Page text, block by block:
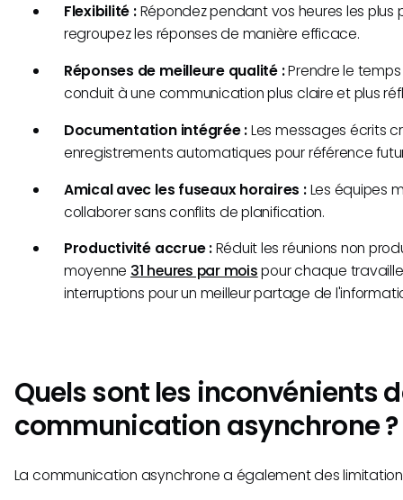
Flexibilité :Répondez pendant vos heures les plus
regroupez les réponses de manière efficace.
Réponses de meilleure qualité :Prendre le
conduit à une communication plus claire et plus
Documentation intégrée :Les messages écrits
enregistrements automatiques pour référence
Amical avec les fuseaux horaires :Les équipes
collaborer sans conflits de planification.
Productivité accrue :Réduit les réunions non
moyenne 31 heures par moispour chaque
interruptions pour un meilleur partage de
Quels sont les inconvénients
communication asynchrone ?
La communication asynchrone a également des